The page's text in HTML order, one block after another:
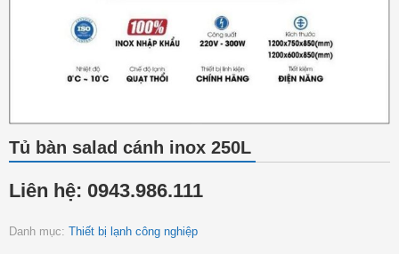
Tủ bàn salad cánh inox 250L
Liên hệ: 0943.986.111
Danh mục: Thiết bị lạnh công nghiệp